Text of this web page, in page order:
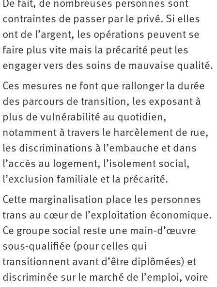
De fait, de nombreuses personnes sont
contraintes de passer par le privé. Si elles
ont de l’argent, les opérations peuvent se
faire plus vite mais la précarité peut les
engager vers des soins de mauvaise qualité.
Ces mesures ne font que rallonger la durée
des parcours de transition, les exposant à
plus de vulnérabilité au quotidien,
notamment à travers le harcèlement de rue,
les discriminations à l’embauche et dans
l’accès au logement, l’isolement social,
l’exclusion familiale et la précarité.
Cette marginalisation place les personnes
trans au cœur de l’exploitation économique.
Ce groupe social reste une main-d’œuvre
sous-qualifiée (pour celles qui
transitionnent avant d’être diplômées) et
discriminée sur le marché de l’emploi, voire